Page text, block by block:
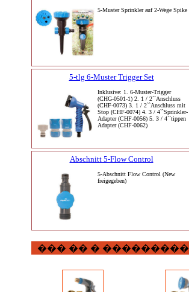
5-Muster Sprinkler auf 2-Wege Spike
5-tlg 6-Muster Trigger Set
Inklusive: 1. 6-Muster-Trigger
(CHG-0501-1) 2. 1 / 2``Anschluss
(CHF-0073) 3. 1 / 2``Anschluss mit
Stop (CHF-0074) 4. 3 / 4``Sprinkler-
Adapter (CHF-0056) 5. 3 / 4``tippen
Adapter (CHF-0062)
Abschnitt 5-Flow Control
5-Abschnitt Flow Control (New
freigegeben)
��� �� � ���������